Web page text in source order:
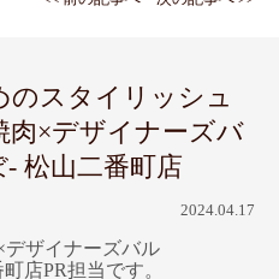
スタイリッシュ
肉×デザイナーズバ
松山二番町店
2024.04.17
デザイナーズバル
店PR担当です。